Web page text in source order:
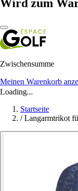
Wird zum
Zwischensumme
Meinen Warenkorb
Loading...
Startseite
/ Langarmtrikot